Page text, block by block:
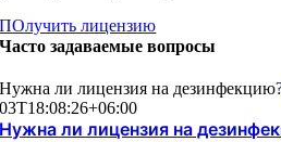
ПОлучить лицензию
Часто задаваемые вопросы
Нужна ли лицензия на
03T18:08:26+06:00
Нужна ли лицензия на